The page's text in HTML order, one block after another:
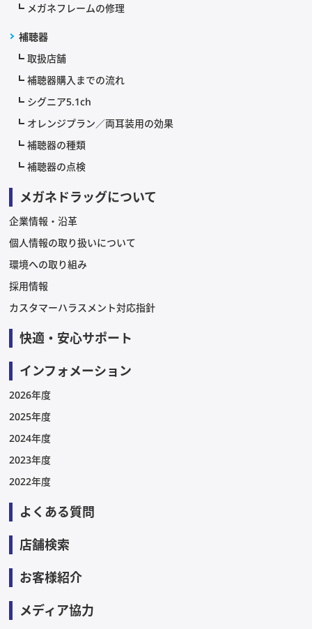
メガネフレームの修理
補聴器
取扱店舗
補聴器購入までの流れ
シグニア5.1ch
オレンジプラン／両耳装用の効果
補聴器の種類
補聴器の点検
メガネドラッグについて
企業情報・沿革
個人情報の取り扱いについて
環境への取り組み
採用情報
カスタマーハラスメント対応指針
快適・安心サポート
インフォメーション
2026年度
2025年度
2024年度
2023年度
2022年度
よくある質問
店舗検索
お客様紹介
メディア協力